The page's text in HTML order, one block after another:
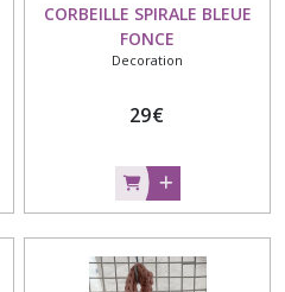
CORBEILLE SPIRALE BLEUE
FONCE
Decoration
29€